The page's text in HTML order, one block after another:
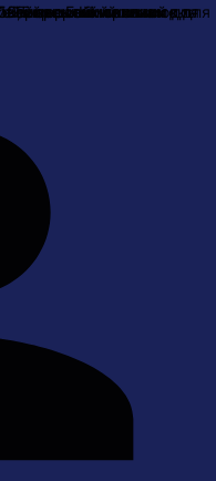
Контактна